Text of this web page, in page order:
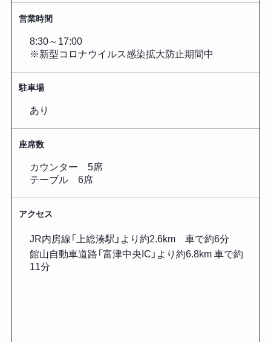
営業時間
8:30～17:00
※新型コロナウイルス感染拡大防止期間中
駐車場
あり
座席数
カウンター 5席
テーブル 6席
アクセス
JR内房線「上総湊駅」より約2.6km 車で約6分
館山自動車道路「富津中央IC」より約6.8km 車で約
11分